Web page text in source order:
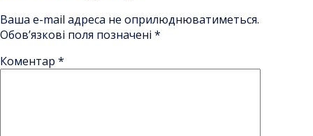
Ваша e-mail адреса не оприлюднюватиметься.
Обов’язкові поля позначені *
Коментар *